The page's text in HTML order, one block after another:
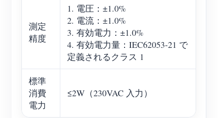
測定
精度
1. 電圧：±1.0%
2. 電流：±1.0%
3. 有効電力：±1.0%
4. 有効電力量：IEC62053-21 で
定義されるクラス 1
標準
消費
電力
≤2W（230VAC 入力）